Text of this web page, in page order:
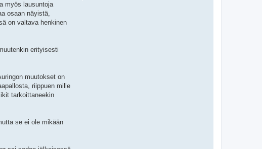
myös lausuntoja
osaan näyistä,
on valtava henkinen
erityisesti
muutokset on
riippuen mille
tarkoittaneekin
se ei ole mikään